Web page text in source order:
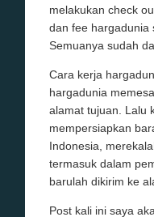
melakukan check
dan fee hargadunia
Semuanya sudah
Cara kerja
hargadunia
alamat tujuan. Lalu
mempersiapkan
Indonesia,
termasuk dalam
barulah dikirim ke
Post kali ini saya